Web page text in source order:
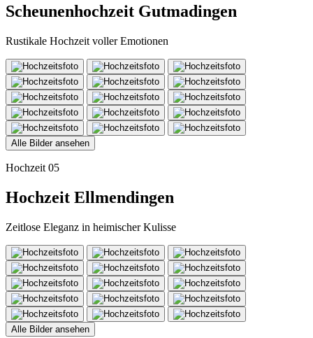
Scheunenhochzeit Gutmadingen
Rustikale Hochzeit voller Emotionen
Alle Bilder ansehen
Hochzeit 05
Hochzeit Ellmendingen
Zeitlose Eleganz in heimischer Kulisse
Alle Bilder ansehen